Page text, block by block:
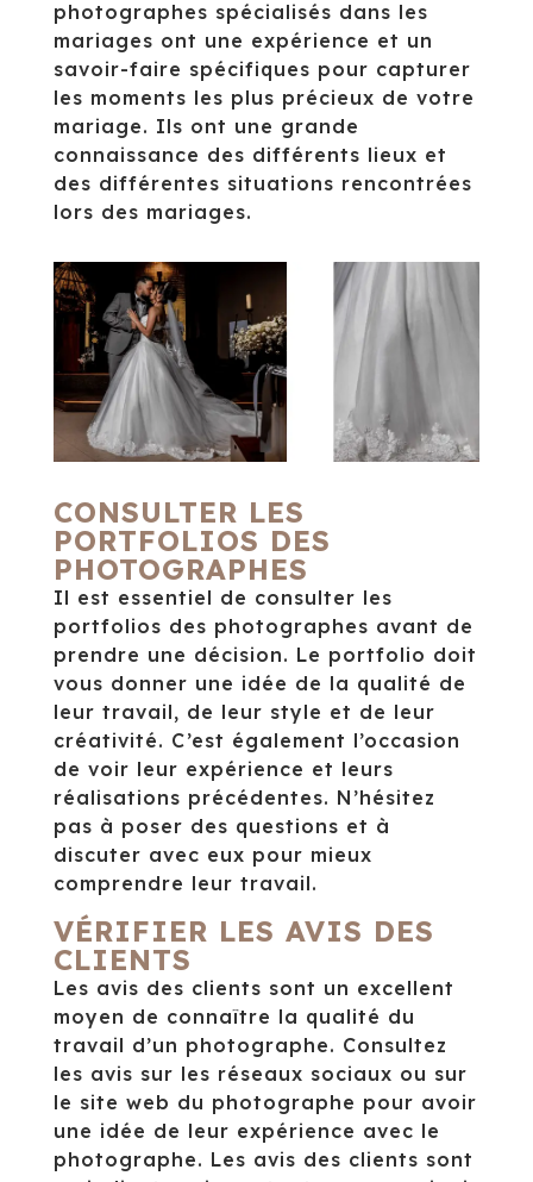
photographes spécialisés dans les
mariages ont une expérience et un
savoir-faire spécifiques pour capturer
les moments les plus précieux de votre
mariage. Ils ont une grande
connaissance des différents lieux et
des différentes situations rencontrées
lors des mariages.
CONSULTER LES
PORTFOLIOS DES
PHOTOGRAPHES
Il est essentiel de consulter les
portfolios des photographes avant de
prendre une décision. Le portfolio doit
vous donner une idée de la qualité de
leur travail, de leur style et de leur
créativité. C’est également l’occasion
de voir leur expérience et leurs
réalisations précédentes. N’hésitez
pas à poser des questions et à
discuter avec eux pour mieux
comprendre leur travail.
VÉRIFIER LES AVIS DES
CLIENTS
Les avis des clients sont un excellent
moyen de connaître la qualité du
travail d’un photographe. Consultez
les avis sur les réseaux sociaux ou sur
le site web du photographe pour avoir
une idée de leur expérience avec le
photographe. Les avis des clients sont